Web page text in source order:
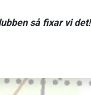
så fixar vi det!